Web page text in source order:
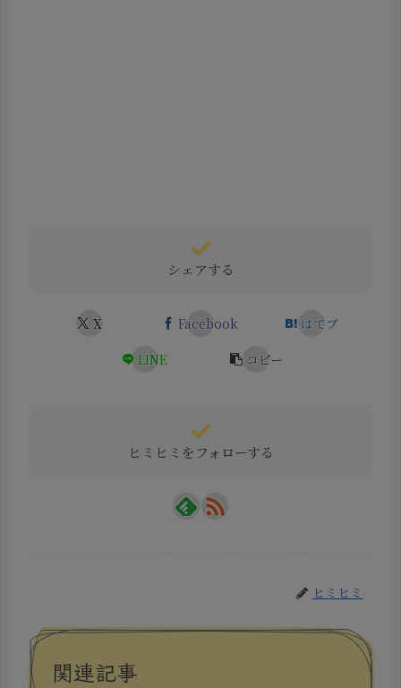
シェアする
X Facebook
はてブ
LINE
コピー
ヒミヒミをフォローする
ヒミヒミ
関連記事